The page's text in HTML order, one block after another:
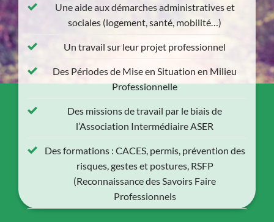
Une aide aux démarches administratives et
sociales (logement, santé, mobilité…)
Un travail sur leur projet professionnel
Des Périodes de Mise en Situation en Milieu
Professionnelle
Des missions de travail par le biais de
l’Association Intermédiaire ASER
Des formations : CACES, permis, prévention des
risques, gestes et postures, RSFP
(Reconnaissance des Savoirs Faire
Professionnels